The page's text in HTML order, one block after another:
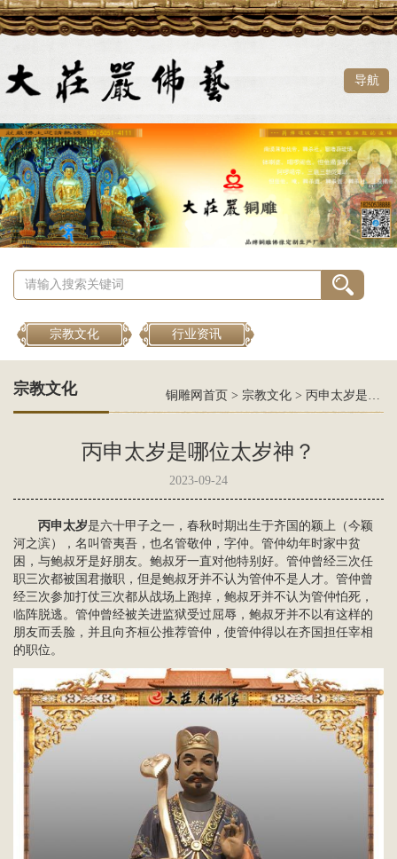
导航
宗教文化 行业资讯
宗教文化 铜雕网首页 > 宗教文化 > 丙申太岁是哪位太岁神？
丙申太岁是哪位太岁神？
2023-09-24
丙申太岁是六十甲子之一，春秋时期出生于齐国的颖上（今颖
河之滨），名叫管夷吾，也名管敬仲，字仲。管仲幼年时家中贫
困，与鲍叔牙是好朋友。鲍叔牙一直对他特别好。管仲曾经三次任
职三次都被国君撤职，但是鲍叔牙并不认为管仲不是人才。管仲曾
经三次参加打仗三次都从战场上跑掉，鲍叔牙并不认为管仲怕死，
临阵脱逃。管仲曾经被关进监狱受过屈辱，鲍叔牙并不以有这样的
朋友而丢脸，并且向齐桓公推荐管仲，使管仲得以在齐国担任宰相
的职位。